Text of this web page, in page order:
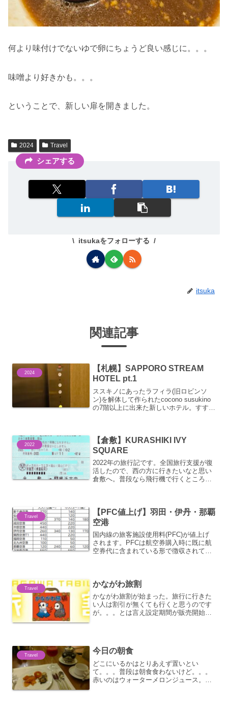
何より味付けでないゆで卵にちょうど良い感じに。。。
味噌より好きかも。。。
ということで、新しい扉を開きました。
2024 Travel
シェアする
itsukaをフォローする
itsuka
関連記事
2024
【札幌】SAPPORO STREAM
HOTEL pt.1
ススキノにあったラフィラ(旧ロビンソ
ン)を解体して作られたcocono susukino
の7階以上に出来た新しいホテル。すすき
す...
2022
【倉敷】KURASHIKI IVY
SQUARE
2022年の旅行記です。全国旅行支援が復
活したので、西の方に行きたいなと思い
倉敷へ。普段なら飛行機で行くところで
で発券。JRチケットの...
Travel
【PFC値上げ】羽田・伊丹・那覇
空港
国内線の旅客施設使用料(PFC)が値上げ
されます。PFCは航空券購入時に既に航
空券代に含まれている形で徴収されてま
田空港の出発時PF...
Travel かながわ旅割
かながわ旅割が始まった。旅行に行きた
い人は割引が無くても行くと思うのです
が。。。とは言え設定期間が販売開始：
奈川県民・茨城県...
Travel 今日の朝食
どこにいるかはとりあえず置いとい
て。。。普段は朝食食わないけど。。。
赤いのはウォーターメロンジュース。赤